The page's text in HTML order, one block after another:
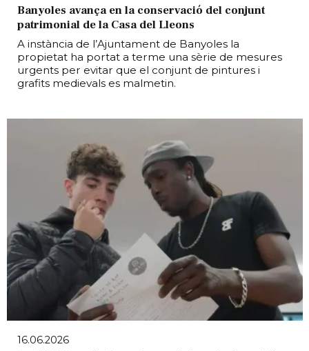
Banyoles avança en la conservació del conjunt
patrimonial de la Casa del Lleons
A instància de l’Ajuntament de Banyoles la
propietat ha portat a terme una sèrie de mesures
urgents per evitar que el conjunt de pintures i
grafits medievals es malmetin.
16.06.2026